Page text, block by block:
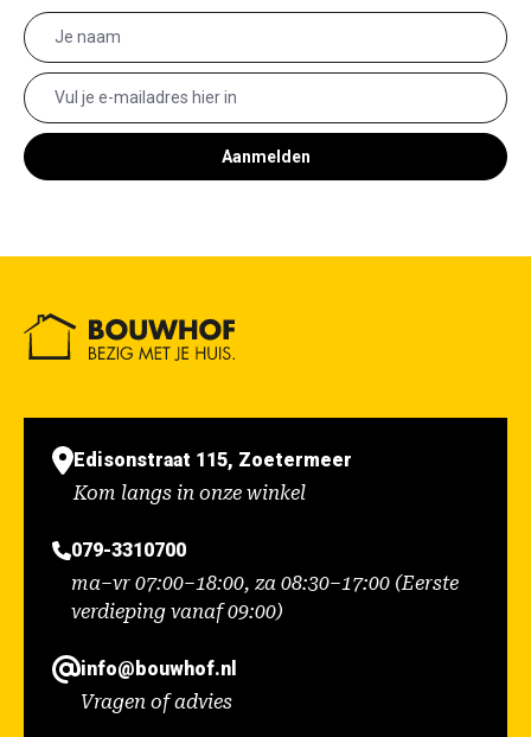
Aanmelden
Edisonstraat 115, Zoetermeer
Kom langs in onze winkel
079-3310700
ma–vr 07:00–18:00, za 08:30–17:00 (Eerste
verdieping vanaf 09:00)
info@bouwhof.nl
Vragen of advies